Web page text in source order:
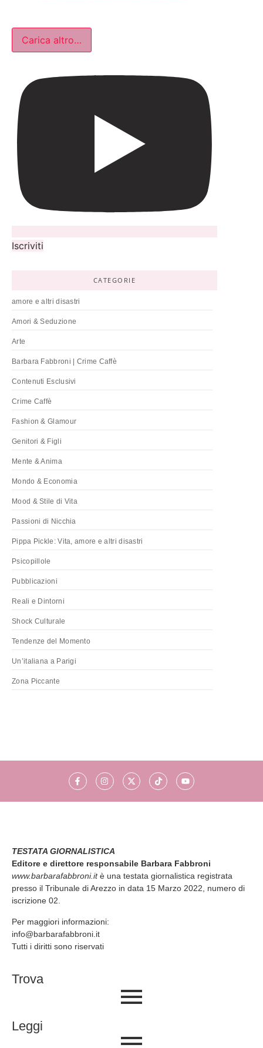
Carica altro…
Iscriviti
CATEGORIE
amore e altri disastri
Amori & Seduzione
Arte
Barbara Fabbroni | Crime Caffè
Contenuti Esclusivi
Crime Caffè
Fashion & Glamour
Genitori & Figli
Mente & Anima
Mondo & Economia
Mood & Stile di Vita
Passioni di Nicchia
Pippa Pickle: Vita, amore e altri disastri
Psicopillole
Pubblicazioni
Reali e Dintorni
Shock Culturale
Tendenze del Momento
Un’italiana a Parigi
Zona Piccante
TESTATA GIORNALISTICA
Editore e direttore responsabile Barbara Fabbroni
www.barbarafabbroni.it è una testata giornalistica registrata
presso il Tribunale di Arezzo in data 15 Marzo 2022, numero di
iscrizione 02.
Per maggiori informazioni:
info@barbarafabbroni.it
Tutti i diritti sono riservati
Trova
Leggi